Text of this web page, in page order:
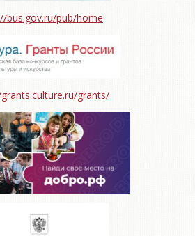
bus.gov.ru/pub/home
grants/